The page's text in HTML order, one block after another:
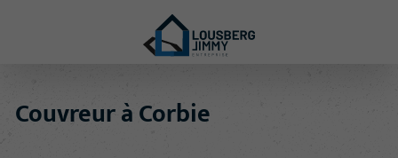
Couvreur à Corbie